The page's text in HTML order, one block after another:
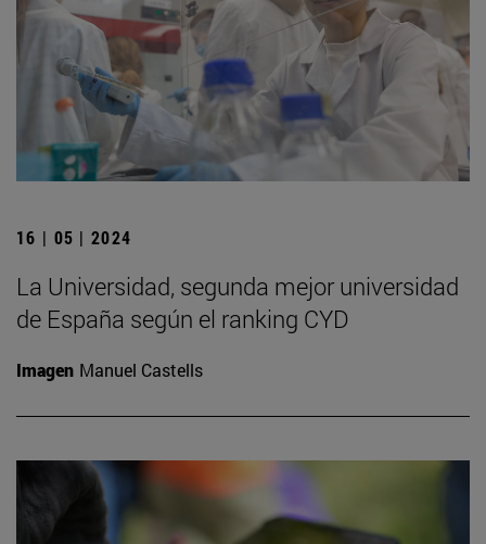
16 | 05 | 2024
La Universidad, segunda mejor universidad
de España según el ranking CYD
Imagen Manuel Castells